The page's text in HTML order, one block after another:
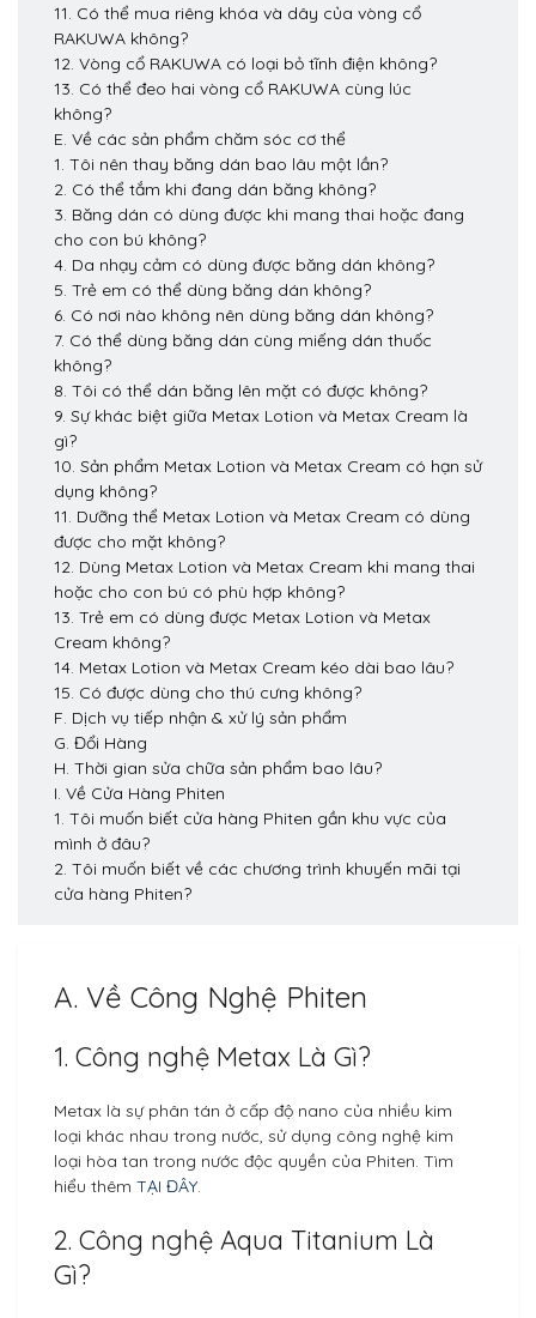
11. Có thể mua riêng khóa và dây của vòng cổ
RAKUWA không?
12. Vòng cổ RAKUWA có loại bỏ tĩnh điện không?
13. Có thể đeo hai vòng cổ RAKUWA cùng lúc
không?
E. Về các sản phẩm chăm sóc cơ thể
1. Tôi nên thay băng dán bao lâu một lần?
2. Có thể tắm khi đang dán băng không?
3. Băng dán có dùng được khi mang thai hoặc đang
cho con bú không?
4. Da nhạy cảm có dùng được băng dán không?
5. Trẻ em có thể dùng băng dán không?
6. Có nơi nào không nên dùng băng dán không?
7. Có thể dùng băng dán cùng miếng dán thuốc
không?
8. Tôi có thể dán băng lên mặt có được không?
9. Sự khác biệt giữa Metax Lotion và Metax Cream là
gì?
10. Sản phẩm Metax Lotion và Metax Cream có hạn sử
dụng không?
11. Dưỡng thể Metax Lotion và Metax Cream có dùng
được cho mặt không?
12. Dùng Metax Lotion và Metax Cream khi mang thai
hoặc cho con bú có phù hợp không?
13. Trẻ em có dùng được Metax Lotion và Metax
Cream không?
14. Metax Lotion và Metax Cream kéo dài bao lâu?
15. Có được dùng cho thú cưng không?
F. Dịch vụ tiếp nhận & xử lý sản phẩm
G. Đổi Hàng
H. Thời gian sửa chữa sản phẩm bao lâu?
I. Về Cửa Hàng Phiten
1. Tôi muốn biết cửa hàng Phiten gần khu vực của
mình ở đâu?
2. Tôi muốn biết về các chương trình khuyến mãi tại
cửa hàng Phiten?
A. Về Công Nghệ Phiten
1. Công nghệ Metax Là Gì?
Metax là sự phân tán ở cấp độ nano của nhiều kim
loại khác nhau trong nước, sử dụng công nghệ kim
loại hòa tan trong nước độc quyền của Phiten. Tìm
hiểu thêm TẠI ĐÂY.
2. Công nghệ Aqua Titanium Là
Gì?